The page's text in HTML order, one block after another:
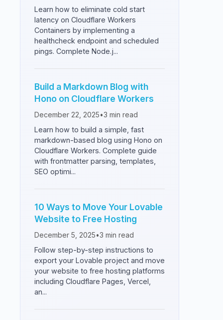
Learn how to eliminate cold start
latency on Cloudflare Workers
Containers by implementing a
healthcheck endpoint and scheduled
pings. Complete Node.j...
Build a Markdown Blog with
Hono on Cloudflare Workers
December 22, 2025•3 min read
Learn how to build a simple, fast
markdown-based blog using Hono on
Cloudflare Workers. Complete guide
with frontmatter parsing, templates,
SEO optimi...
10 Ways to Move Your Lovable
Website to Free Hosting
December 5, 2025•3 min read
Follow step-by-step instructions to
export your Lovable project and move
your website to free hosting platforms
including Cloudflare Pages, Vercel,
an...